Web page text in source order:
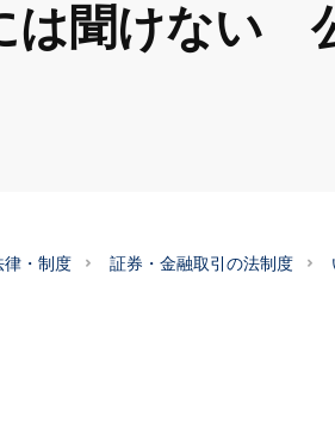
は聞けない
律・制度 証券・金融取引の法制度